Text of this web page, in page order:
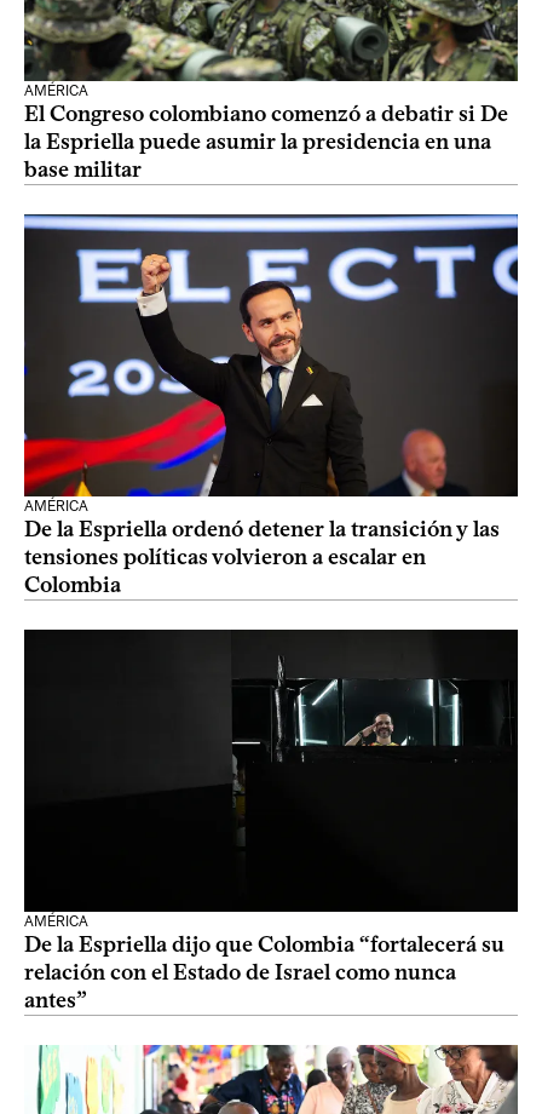
AMÉRICA
El Congreso colombiano comenzó a debatir si De
la Espriella puede asumir la presidencia en una
base militar
AMÉRICA
De la Espriella ordenó detener la transición y las
tensiones políticas volvieron a escalar en
Colombia
AMÉRICA
De la Espriella dijo que Colombia “fortalecerá su
relación con el Estado de Israel como nunca
antes”